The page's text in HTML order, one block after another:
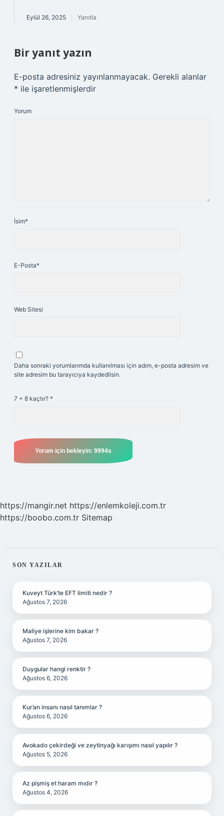
Eylül 26, 2025 Yanıtla
Bir yanıt yazın
E-posta adresiniz yayınlanmayacak. Gerekli alanlar
* ile işaretlenmişlerdir
Yorum
İsim*
E-Posta*
Web Sitesi
Daha sonraki yorumlarımda kullanılması için adım, e-posta adresim ve
site adresim bu tarayıcıya kaydedilsin.
7 + 8 kaçtır? *
https://mangir.net https://enlemkoleji.com.tr
https://boobo.com.tr Sitemap
SIDEBAR
SON YAZILAR
Kuveyt Türk’te EFT limiti nedir ?
Ağustos 7, 2026
Maliye işlerine kim bakar ?
Ağustos 7, 2026
Duygular hangi renktir ?
Ağustos 6, 2026
Kur’an insanı nasıl tanımlar ?
Ağustos 6, 2026
Avokado çekirdeği ve zeytinyağı karışımı nasıl yapılır ?
Ağustos 5, 2026
Az pişmiş et haram mıdır ?
Ağustos 4, 2026